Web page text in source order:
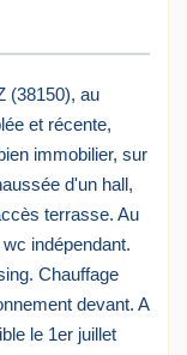
(38150), au
et récente,
immobilier, sur
d'un hall,
terrasse. Au
indépendant.
Chauffage
devant. A
le 1er juillet